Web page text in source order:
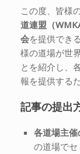
この度、皆様
道連盟（
会を提供でき
様の道場が世
とを紹介し、
報を提供する
記事の提出
各道場主催
の道場で